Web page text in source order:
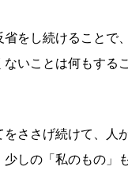
をし続けることで
ないことは何もする
ささげ続けて、人
しの「私のもの」